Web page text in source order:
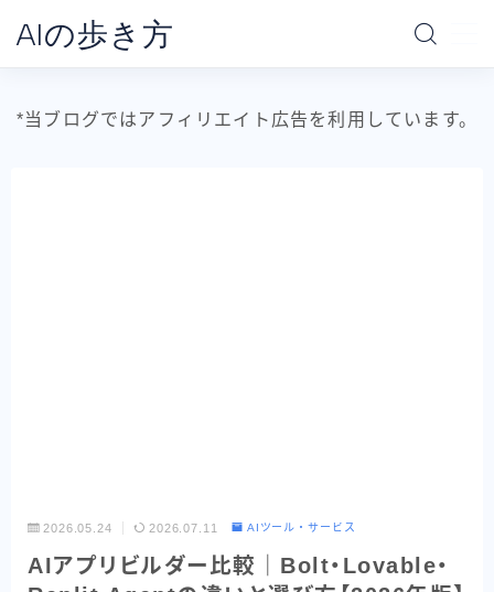
AIの歩き方
Codex
Google系AI（まとめ）
*当ブログではアフィリエイト広告を利用しています。
2026.05.24 2026.07.11 AIツール・サービス
AIアプリビルダー比較｜Bolt・Lovable・